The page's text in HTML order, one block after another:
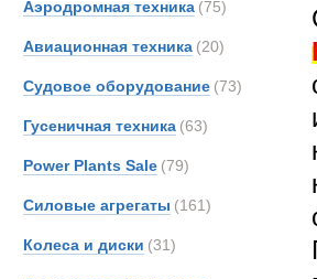
Аэродромная техника (75)
Авиационная техника (20)
Судовое оборудование (73)
Гусеничная техника (63)
Power Plants Sale (79)
Силовые агрегаты (161)
Колеса и диски (31)